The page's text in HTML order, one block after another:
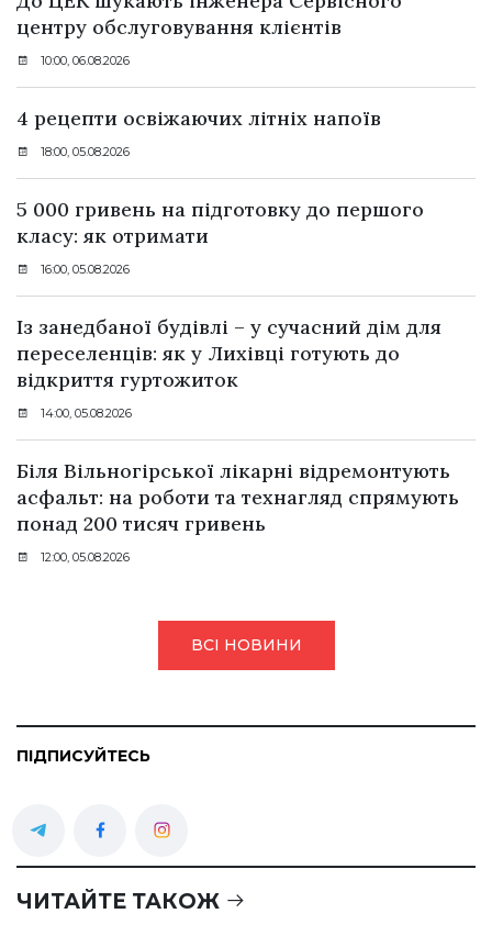
центру обслуговування клієнтів
10:00, 06.08.2026
4 рецепти освіжаючих літніх напоїв
18:00, 05.08.2026
5 000 гривень на підготовку до першого
класу: як отримати
16:00, 05.08.2026
Із занедбаної будівлі – у сучасний дім для
переселенців: як у Лихівці готують до
відкриття гуртожиток
14:00, 05.08.2026
Біля Вільногірської лікарні відремонтують
асфальт: на роботи та технагляд спрямують
понад 200 тисяч гривень
12:00, 05.08.2026
ВСІ НОВИНИ
ПІДПИСУЙТЕСЬ
ЧИТАЙТЕ ТАКОЖ